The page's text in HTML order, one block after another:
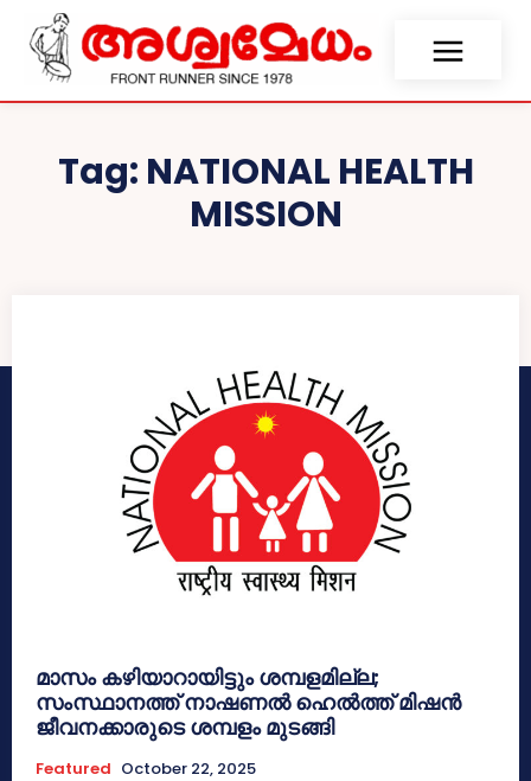
Tag: NATIONAL HEALTH
MISSION
മാസം കഴിയാറായിട്ടും ശമ്പളമില്ല;
സംസ്ഥാനത്ത് നാഷണൽ ഹെൽത്ത് മിഷൻ
ജീവനക്കാരുടെ ശമ്പളം മുടങ്ങി
Featured October 22, 2025